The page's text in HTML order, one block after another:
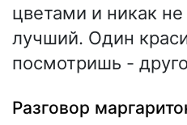
цветами и никак
лучший. Один
посмотришь -
Разговор